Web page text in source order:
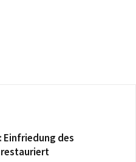
Einfriedung des
restauriert